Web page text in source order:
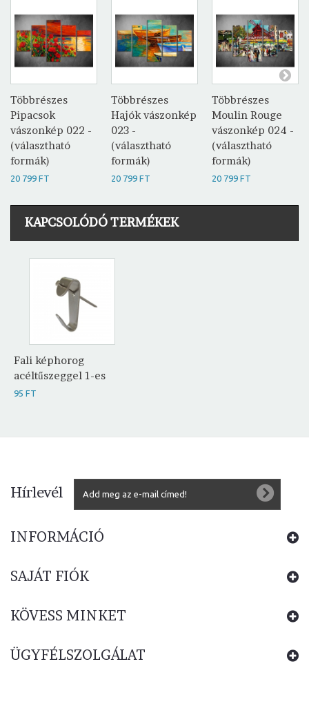
Többrészes
Pipacsok
vászonkép 022 -
(választható
formák)
20 799 FT
Többrészes
Hajók vászonkép
023 -
(választható
formák)
20 799 FT
Többrészes
Moulin Rouge
vászonkép 024 -
(választható
formák)
20 799 FT
KAPCSOLÓDÓ TERMÉKEK
Fali képhorog
acéltűszeggel 1-es
95 FT
Hírlevél
INFORMÁCIÓ
SAJÁT FIÓK
KÖVESS MINKET
ÜGYFÉLSZOLGÁLAT